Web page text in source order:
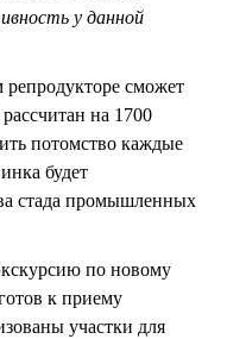
у данной
сможет
на 1700
потомство каждые
будет
стада промышленных
по новому
к приему
участки для